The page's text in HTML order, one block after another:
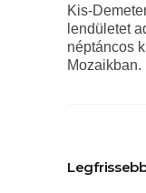
Kis-
lendületet
néptáncos
Mozaikban.